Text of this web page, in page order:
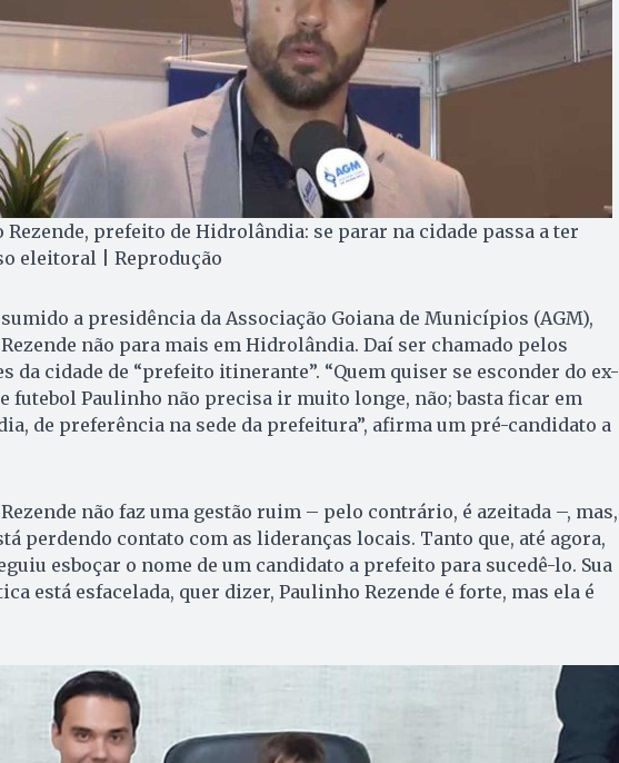
Rezende, prefeito de Hidrolândia: se parar na cidade passa a ter
eleitoral | Reprodução
a presidência da Associação Goiana de Municípios (AGM),
não para mais em Hidrolândia. Daí ser chamado pelos
da cidade de “prefeito itinerante”. “Quem quiser se esconder do ex-
futebol Paulinho não precisa ir muito longe, não; basta ficar em
de preferência na sede da prefeitura”, afirma um pré-candidato a
não faz uma gestão ruim – pelo contrário, é azeitada –, mas,
perdendo contato com as lideranças locais. Tanto que, até agora,
esboçar o nome de um candidato a prefeito para sucedê-lo. Sua
está esfacelada, quer dizer, Paulinho Rezende é forte, mas ela é